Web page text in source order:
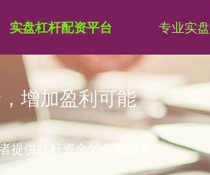
实盘杠杆配资平台 专业实
增加盈利可能
提供杠杆资金的金融服务！